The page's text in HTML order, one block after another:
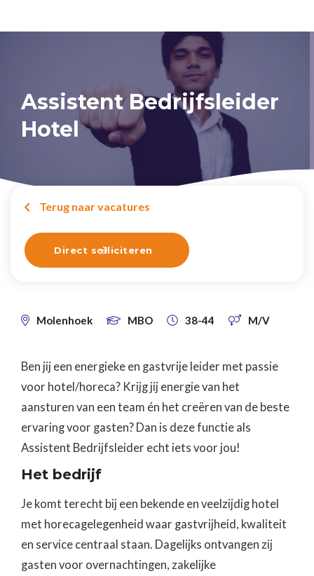
Assistent Bedrijfsleider
Hotel
 Terug naar vacatures
Direct solliciteren

 Molenhoek  MBO  38-44  M/V
Ben jij een energieke en gastvrije leider met passie
voor hotel/horeca? Krijg jij energie van het
aansturen van een team én het creëren van de beste
ervaring voor gasten? Dan is deze functie als
Assistent Bedrijfsleider echt iets voor jou!
Het bedrijf
Je komt terecht bij een bekende en veelzijdig hotel
met horecagelegenheid waar gastvrijheid, kwaliteit
en service centraal staan. Dagelijks ontvangen zij
gasten voor overnachtingen, zakelijke